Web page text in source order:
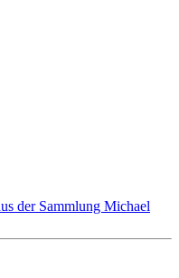
der Sammlung Michael